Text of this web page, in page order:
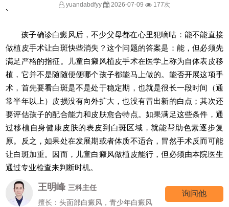
yuandabdfyy 2026-07-09 177次
`
孩子确诊白癜风后，不少父母都在心里犯嘀咕：能不能直接
做植皮手术让白斑快些消失？这个问题的答案是：能，但必须先
满足严格的指征。儿童白癜风植皮手术在医学上称为自体表皮移
植，它并不是随随便便哪个孩子都能马上做的。能否开展这项手
术，首先要看白斑是不是处于稳定期，也就是很长一段时间（通
常半年以上）皮损没有向外扩大，也没有冒出新的白点；其次还
要评估孩子的配合能力和皮肤愈合特点。如果满足这些条件，通
过移植自身健康皮肤的表皮到白斑区域，就能帮助色素逐步复
原。反之，如果处在发展期或者体质不适合，冒然手术反而可能
让白斑加重。因而，儿童白癜风做植皮能行，但必须由本院医生
通过专业检查来判断时机。
王明峰 三科主任
擅长：头面部白癜风，青少年白癜风
询问他